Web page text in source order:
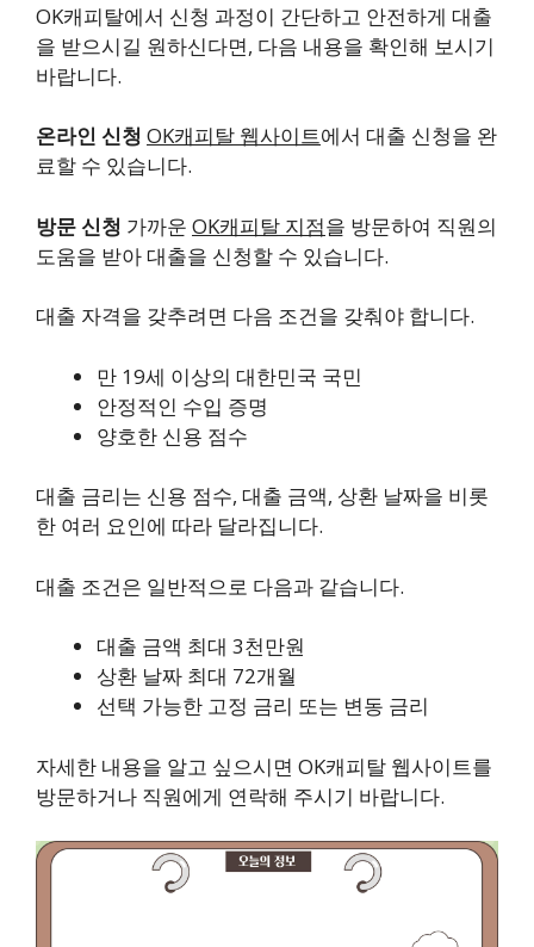
OK캐피탈에서 신청 과정이 간단하고 안전하게 대출
을 받으시길 원하신다면, 다음 내용을 확인해 보시기
바랍니다.
온라인 신청 OK캐피탈 웹사이트에서 대출 신청을 완
료할 수 있습니다.
방문 신청 가까운 OK캐피탈 지점을 방문하여 직원의
도움을 받아 대출을 신청할 수 있습니다.
대출 자격을 갖추려면 다음 조건을 갖춰야 합니다.
만 19세 이상의 대한민국 국민
안정적인 수입 증명
양호한 신용 점수
대출 금리는 신용 점수, 대출 금액, 상환 날짜을 비롯
한 여러 요인에 따라 달라집니다.
대출 조건은 일반적으로 다음과 같습니다.
대출 금액 최대 3천만원
상환 날짜 최대 72개월
선택 가능한 고정 금리 또는 변동 금리
자세한 내용을 알고 싶으시면 OK캐피탈 웹사이트를
방문하거나 직원에게 연락해 주시기 바랍니다.